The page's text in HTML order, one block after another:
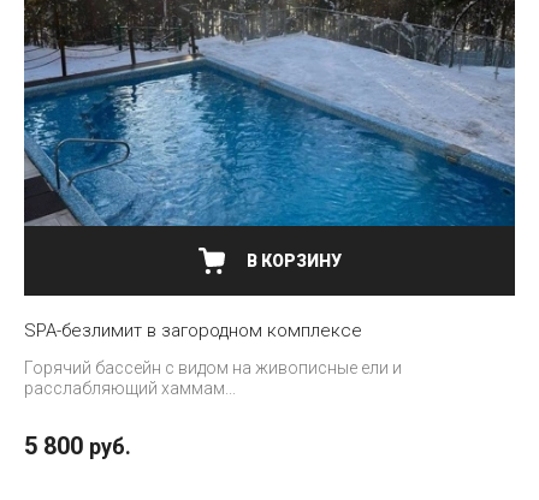
В КОРЗИНУ
SPA-безлимит в загородном комплексе
Горячий бассейн с видом на живописные ели и
расслабляющий хаммам...
5 800 руб.